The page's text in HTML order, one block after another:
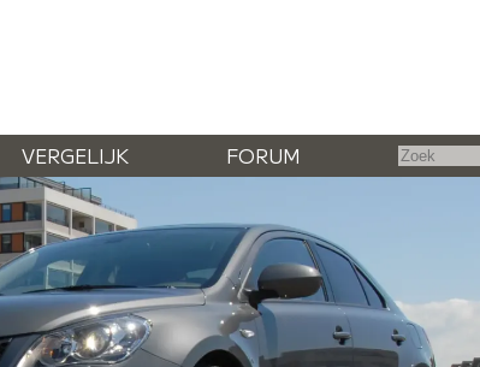
VERGELIJK FORUM